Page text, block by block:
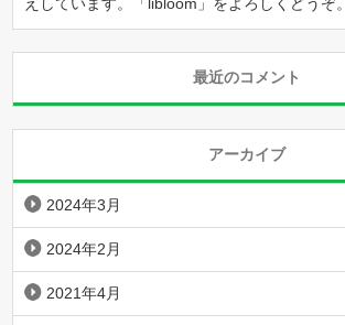
最近のコメント
アーカイブ
2024年3月
2024年2月
2021年4月